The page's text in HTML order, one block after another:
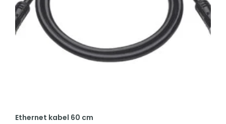
Ethernet kabel 60 cm